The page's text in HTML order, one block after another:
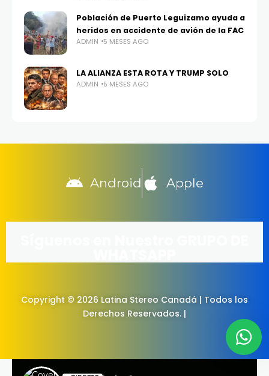
Población de Puerto Leguizamo ayuda a
heridos en accidente de avión de la FAC
ADMIN 5 MESES AGO
LA ALIANZA ESTA ROTA Y TRUMP SOLO
ADMIN 5 MESES AGO
Android Apple
Copyright © 2026 Latina Stereo Canadá | Todos los
Derechos Reservados. |